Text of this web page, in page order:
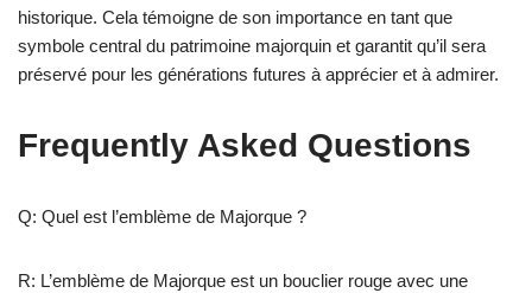
historique. Cela témoigne de son importance en tant que
symbole central du patrimoine majorquin et garantit qu’il sera
préservé pour les générations futures à apprécier et à admirer.
Frequently Asked Questions
Q: Quel est l’emblème de Majorque ?
R: L’emblème de Majorque est un bouclier rouge avec une